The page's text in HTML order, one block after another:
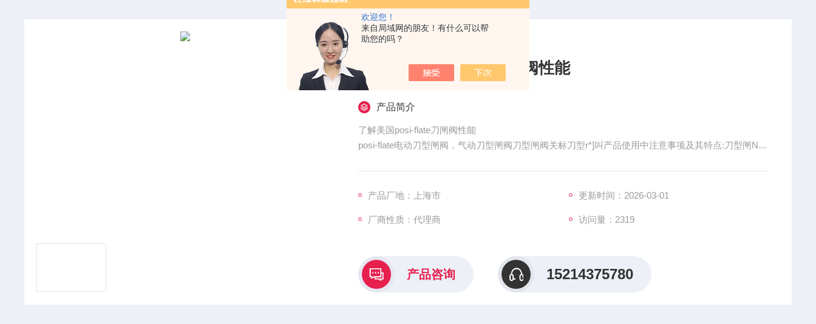
欢迎您！
来自局域网的朋友！有什么可以帮
助您的吗？
了解美国posi-flate刀闸阀性能
产品简介
了解美国posi-flate刀闸阀性能
posi-flate电动刀型闸阀，气动刀型闸阀刀型闸阀关标刀型r*]叫产品使用中注意事项及其特点:刀型闸N的
型闸阀的闸板可以做成一个整体，叫做刚性闸板;也可以做成能产生
产品厂地：上海市 更新时间：2026-03-01
厂商性质：代理商 访问量：2319
产品咨询 15214375780